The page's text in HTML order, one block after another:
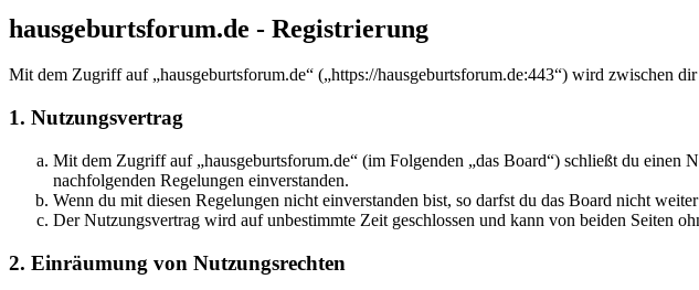
hausgeburtsforum.de - Registrierung
Mit dem Zugriff auf „hausgeburtsforum.de“ („https://hausgeburtsforum.de:443“) wird zwischen
1. Nutzungsvertrag
Mit dem Zugriff auf „hausgeburtsforum.de“ (im Folgenden „das Board“) schließt du einen
nachfolgenden Regelungen einverstanden.
Wenn du mit diesen Regelungen nicht einverstanden bist, so darfst du das Board nicht
Der Nutzungsvertrag wird auf unbestimmte Zeit geschlossen und kann von beiden Seiten
2. Einräumung von Nutzungsrechten